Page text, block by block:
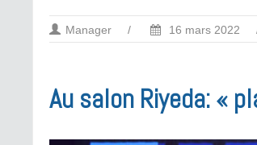
Manager / 16 mars 2022
Au salon Riyeda: «